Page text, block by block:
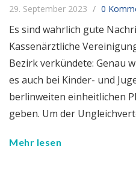
29. September 2023 0
Es sind wahrlich gute
Kassenärztliche
Bezirk verkündete: Genau
es auch bei Kinder- und
berlinweiten einheitlichen
geben. Um der
Mehr lesen